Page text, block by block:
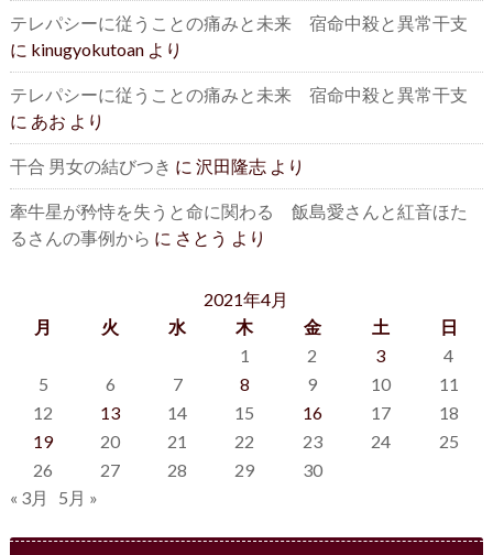
テレパシーに従うことの痛みと未来 宿命中殺と異常干支
に kinugyokutoanより
テレパシーに従うことの痛みと未来 宿命中殺と異常干支
に あお より
干合 男女の結びつき に 沢田隆志より
牽牛星が矜恃を失うと命に関わる 飯島愛さんと紅音ほた
るさんの事例から に さとう より
2021年4月
月
火 水 木 金 土
日
1
2 3
4
5
6 7 8 9 10
11
12
13 14 15 16 17
18
19
20 21 22 23 24
25
26
27 28 29
30
« 3月
5月 »